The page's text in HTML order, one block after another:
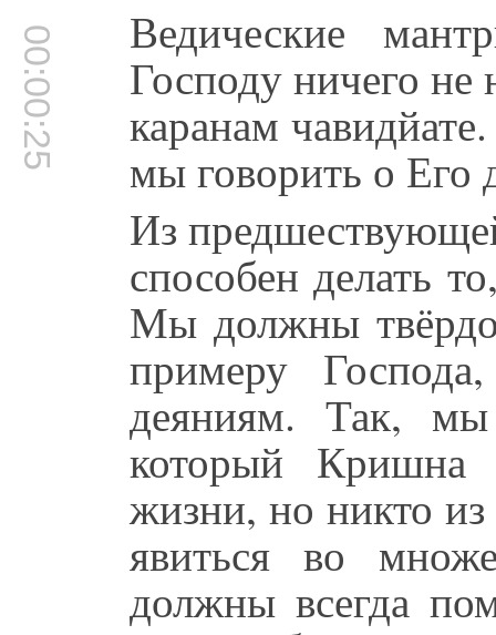
00:00:25 Ведические
Господу ничего не
каранам
мы говорить о Его
Из
способен делать
Мы должны
примеру
деяниям. Так,
который Кришна
жизни, но никто
явиться во
должны всегда